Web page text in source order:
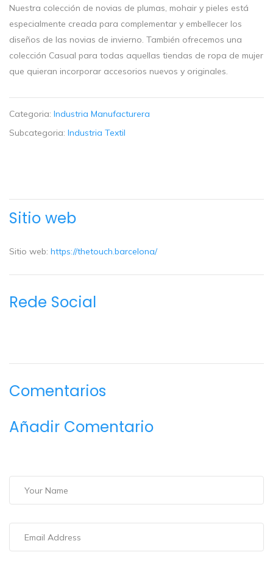
Nuestra colección de novias de plumas, mohair y pieles está
especialmente creada para complementar y embellecer los
diseños de las novias de invierno. También ofrecemos una
colección Casual para todas aquellas tiendas de ropa de mujer
que quieran incorporar accesorios nuevos y originales.
Categoria: Industria Manufacturera
Subcategoria: Industria Textil
Sitio web
Sitio web: https://thetouch.barcelona/
Rede Social
Comentarios
Añadir Comentario